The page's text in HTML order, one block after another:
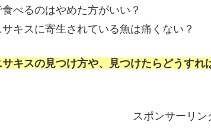
べるのはやめた方がいい？
キスに寄生されている魚は痛くない？
キスの見つけ方や、見つけたらどうす
スポンサーリン